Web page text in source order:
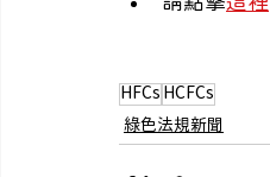
HFCs HCFCs
綠色法規新聞